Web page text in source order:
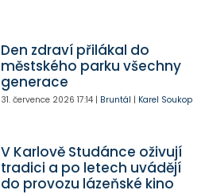
Den zdraví přilákal do
městského parku všechny
generace
31. července 2026 17:14| Bruntál | Karel Soukop
V Karlově Studánce oživují
tradici a po letech uvádějí
do provozu lázeňské kino